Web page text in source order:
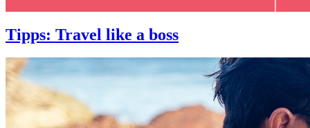
Tipps: Travel like a boss